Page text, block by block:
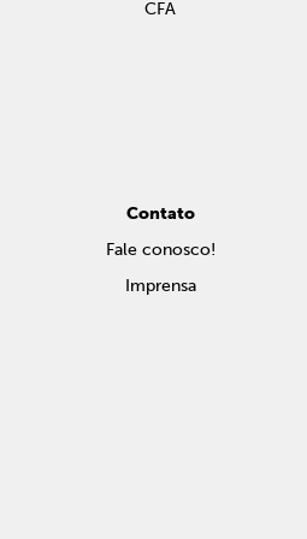
CFA
Contato
Fale conosco!
Imprensa